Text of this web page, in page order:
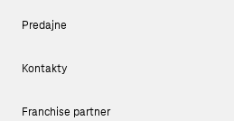
Predajne
Kontakty
Franchise partner